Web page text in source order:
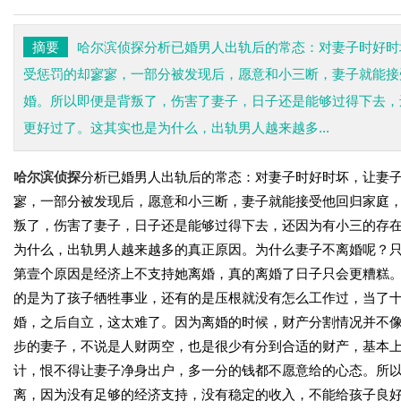
摘要
哈尔滨侦探分析已婚男人出轨后的常态：对妻子时好
受惩罚的却寥寥，一部分被发现后，愿意和小三断，妻子就能
婚。所以即便是背叛了，伤害了妻子，日子还是能够过得下去
更好过了。这其实也是为什么，出轨男人越来越多...
哈尔滨侦探分析已婚男人出轨后的常态：对妻子时好时坏，让妻
寥，一部分被发现后，愿意和小三断，妻子就能接受他回归家庭
叛了，伤害了妻子，日子还是能够过得下去，还因为有小三的存
为什么，出轨男人越来越多的真正原因。为什么妻子不离婚呢？
第壹个原因是经济上不支持她离婚，真的离婚了日子只会更糟糕
的是为了孩子牺牲事业，还有的是压根就没有怎么工作过，当
婚，之后自立，这太难了。因为离婚的时候，财产分割情况并不
步的妻子，不说是人财两空，也是很少有分到合适的财产，基
计，恨不得让妻子净身出户，多一分的钱都不愿意给的心态。所
离，因为没有足够的经济支持，没有稳定的收入，不能给孩子良